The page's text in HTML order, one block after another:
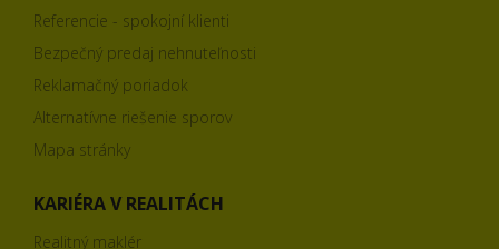
Referencie - spokojní klienti
Bezpečný predaj nehnuteľnosti
Reklamačný poriadok
Alternatívne riešenie sporov
Mapa stránky
KARIÉRA V REALITÁCH
Realitný maklér